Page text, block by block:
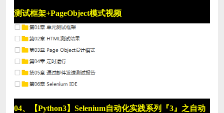
测试框架+PageObject模式视频
04、【Python3】Selenium自动化实践系列『3』之自动